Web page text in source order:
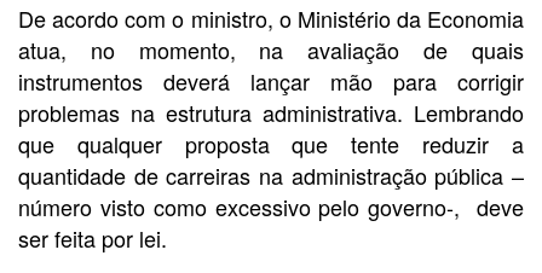
De acordo com o ministro, o Ministério da Economia
atua, no momento, na avaliação de quais
instrumentos deverá lançar mão para corrigir
problemas na estrutura administrativa. Lembrando
que qualquer proposta que tente reduzir a
quantidade de carreiras na administração pública –
número visto como excessivo pelo governo-, deve
ser feita por lei.